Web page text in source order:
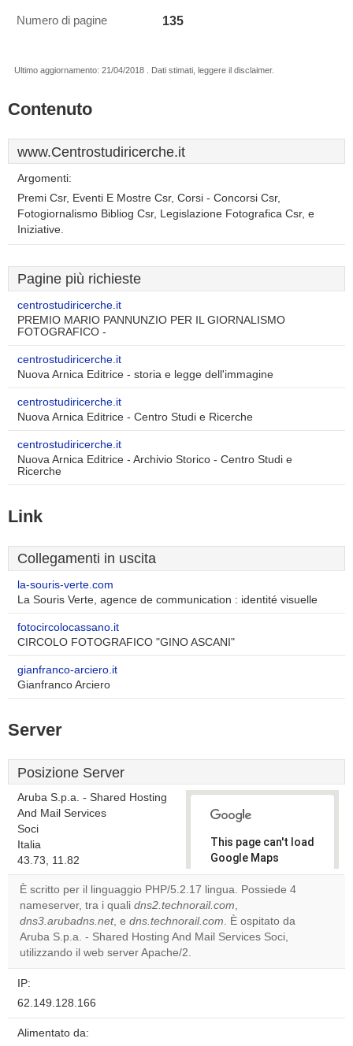
Numero di pagine 135
Ultimo aggiornamento: 21/04/2018 . Dati stimati, leggere il disclaimer.
Contenuto
www.Centrostudiricerche.it
Argomenti:
Premi Csr, Eventi E Mostre Csr, Corsi - Concorsi Csr,
Fotogiornalismo Bibliog Csr, Legislazione Fotografica Csr, e
Iniziative.
Pagine più richieste
centrostudiricerche.it
PREMIO MARIO PANNUNZIO PER IL GIORNALISMO
FOTOGRAFICO -
centrostudiricerche.it
Nuova Arnica Editrice - storia e legge dell'immagine
centrostudiricerche.it
Nuova Arnica Editrice - Centro Studi e Ricerche
centrostudiricerche.it
Nuova Arnica Editrice - Archivio Storico - Centro Studi e
Ricerche
Link
Collegamenti in uscita
la-souris-verte.com
La Souris Verte, agence de communication : identité visuelle
fotocircolocassano.it
CIRCOLO FOTOGRAFICO "GINO ASCANI"
gianfranco-arciero.it
Gianfranco Arciero
Server
Posizione Server
Aruba S.p.a. - Shared Hosting
And Mail Services
Soci
Italia
43.73, 11.82
This page can't load
Google Maps
correctly.
Do you
own this
website?
È scritto per il linguaggio PHP/5.2.17 lingua. Possiede 4
nameserver, tra i quali dns2.technorail.com,
dns3.arubadns.net, e dns.technorail.com. È ospitato da
Aruba S.p.a. - Shared Hosting And Mail Services Soci,
utilizzando il web server Apache/2.
IP:
62.149.128.166
Alimentato da: